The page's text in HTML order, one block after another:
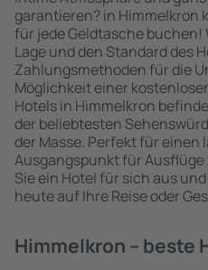
garantieren? in Himmelkron
für jede Geldtasche buchen!
Lage und den Standard des
Zahlungsmethoden für die
Möglichkeit einer
Hotels in Himmelkron
der beliebtesten
der Masse. Perfekt für
Ausgangspunkt für
Sie ein Hotel für sich aus
heute auf Ihre Reise oder
Himmelkron – beste